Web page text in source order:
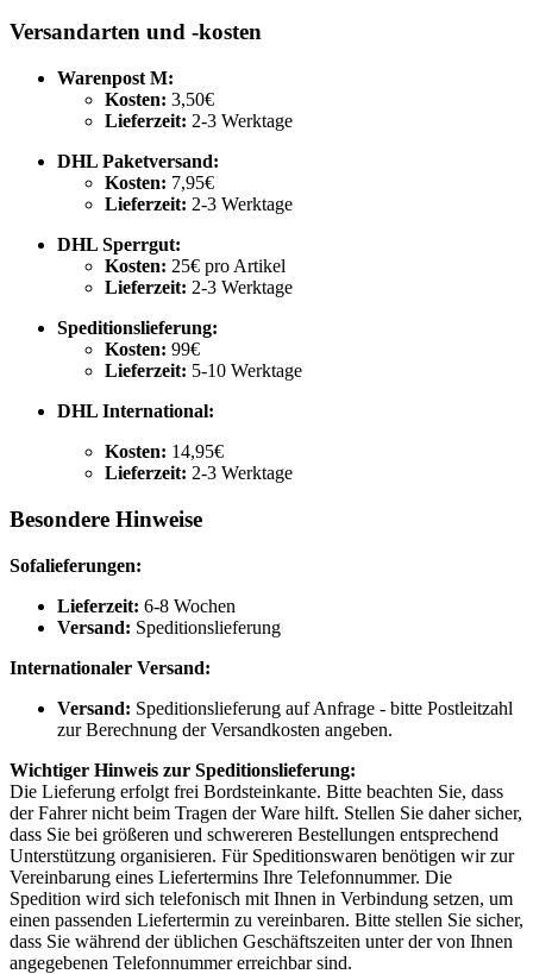
Versandarten und -kosten
Warenpost M:
Kosten: 3,50€
Lieferzeit: 2-3 Werktage
DHL Paketversand:
Kosten: 7,95€
Lieferzeit: 2-3 Werktage
DHL Sperrgut:
Kosten: 25€ pro Artikel
Lieferzeit: 2-3 Werktage
Speditionslieferung:
Kosten: 99€
Lieferzeit: 5-10 Werktage
DHL International:
Kosten: 14,95€
Lieferzeit: 2-3 Werktage
Besondere Hinweise
Sofalieferungen:
Lieferzeit: 6-8 Wochen
Versand: Speditionslieferung
Internationaler Versand:
Versand: Speditionslieferung auf Anfrage - bitte Postleitzahl
zur Berechnung der Versandkosten angeben.
Wichtiger Hinweis zur Speditionslieferung:
Die Lieferung erfolgt frei Bordsteinkante. Bitte beachten Sie, dass
der Fahrer nicht beim Tragen der Ware hilft. Stellen Sie daher sicher,
dass Sie bei größeren und schwereren Bestellungen entsprechend
Unterstützung organisieren. Für Speditionswaren benötigen wir zur
Vereinbarung eines Liefertermins Ihre Telefonnummer. Die
Spedition wird sich telefonisch mit Ihnen in Verbindung setzen, um
einen passenden Liefertermin zu vereinbaren. Bitte stellen Sie sicher,
dass Sie während der üblichen Geschäftszeiten unter der von Ihnen
angegebenen Telefonnummer erreichbar sind.